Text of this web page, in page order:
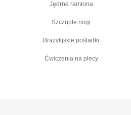
Jędrne ramiona
Szczupłe nogi
Brazylijskie pośladki
Ćwiczenia na plecy